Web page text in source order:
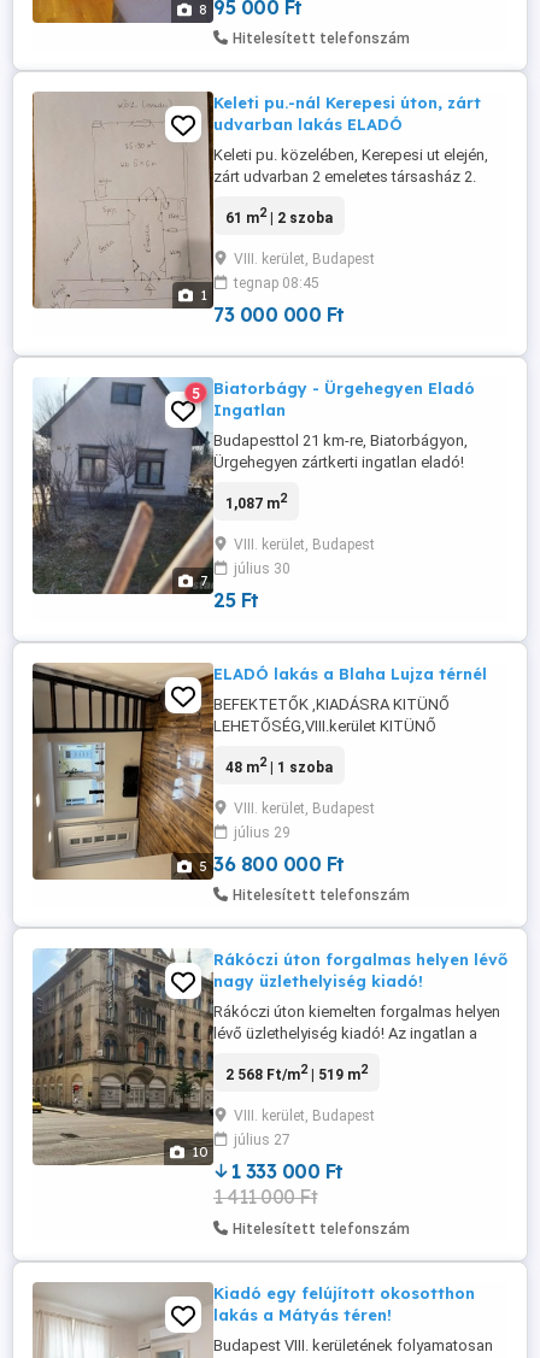
8 95 000 Ft
Hitelesített telefonszám
1
Keleti pu.-nál Kerepesi úton, zárt
udvarban lakás ELADÓ
Keleti pu. közelében, Kerepesi ut elején,
zárt udvarban 2 emeletes társasház 2.
különbejáratú szoba, nagy konyha, széles
nagyon jó elosztású, világos, tágas,
galeriázható! Kerepesi úti zajtól mentes.
udvarra, virágos kertre nező ablakok. Gk.
61 m2| 2 szoba
VIII. kerület, Budapest
tegnap 08:45
73 000 000 Ft
7
5
Biatorbágy - Ürgehegyen Eladó
Ingatlan
Budapesttol 21 km-re, Biatorbágyon,
Ürgehegyen zártkerti ingatlan eladó!
erdeje, nyugalom szigete! Borpincék
Ürgehegyen megtalálja! 1065 nm -es
telken, téglaépitésű 45 nm ház. Leiras:
Szoba:19,7 nm, Vilagos. aljazat: beton ...
1,087 m2
VIII. kerület, Budapest
július 30
25 Ft
5
ELADÓ lakás a Blaha Lujza térnél
BEFEKTETŐK ,KIADÁSRA KITÜNŐ
LEHETŐSÉG,VIII.kerület KITÜNŐ
utca 16.szám alatt TUALJDONOSTÓL
eladók. a képen az egyik lakás látható,a
másik kettő ugyanilyen felújítással,
TELJES KÖRŰEN FELÚJÍTOTT, AZONNAL
48 m2| 1 szoba
VIII. kerület, Budapest
július 29
36 800 000 Ft
Hitelesített telefonszám
10
Rákóczi úton forgalmas helyen lévő
nagy üzlethelyiség kiadó!
Rákóczi úton kiemelten forgalmas helyen
lévő üzlethelyiség kiadó! Az ingatlan a
nagy 357 m2 + 136 m2 pincés + 26 m2
rendelkező, nagy üvegportálos felújított
üzlethelyiség! Az ingatlanban teherlift is
található, a pincéje is teljesen ...
2 568 Ft/m2| 519 m2
VIII. kerület, Budapest
július 27
1 333 000 Ft
1 411 000 Ft
Hitelesített telefonszám
Kiadó egy felújított okosotthon
lakás a Mátyás téren!
Budapest VIII. kerületének folyamatosan